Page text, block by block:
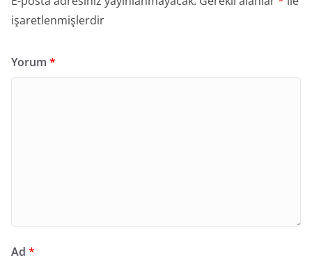
işaretlenmişlerdir
Yorum *
Ad *